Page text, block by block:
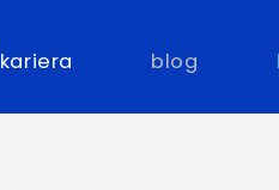
kariera blog